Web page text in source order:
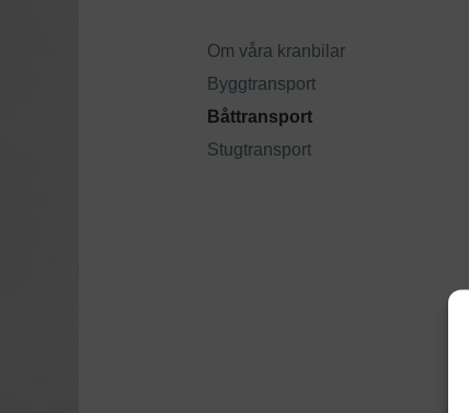
Om våra kranbilar
Byggtransport
Båttransport
Stugtransport